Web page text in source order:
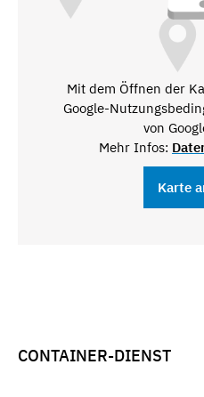
Mit dem Öffnen der
Google-
von
Mehr Infos:
Karte
CONTAINER-DIENST